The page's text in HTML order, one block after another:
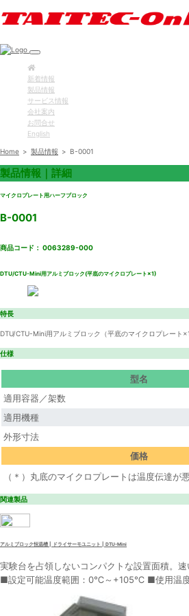
新着情報
製品情報
サービス情報
会社案内
お問合せ
English
Home > 製品情報 > B-0001
製品情報｜詳細
マイクロプレート用ハーフブロック
B-0001
商品コード： 0063289-000
DTU/CTU-Mini用アルミブロック(平底のマイクロプレート×1)
特長
DTU/CTU-Mini用アルミブロック（平底のマイクロプレート×1
仕様
型名
適用容器／架数
適用機種
外形寸法
価格
（＊）丸底のマイクロプレートは温度伝達が
関連製品
アルミブロック恒温槽 | ドライサーモユニット | DTU-Mini
実験台を占領しないコンパクトな設置面積。速
■設定可能温度範囲：0℃～+105℃ ■使用温